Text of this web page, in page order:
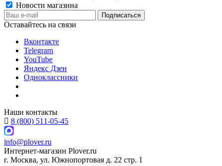
Новости магазина
Оставайтесь на связи
Вконтакте
Telegram
YouTube
Яндекс Дзен
Одноклассники
Наши контакты
8 (800) 511-05-45
info@plover.ru
Интернет-магазин Plover.ru
г. Москва, ул. Южнопортовая д. 22 стр. 1